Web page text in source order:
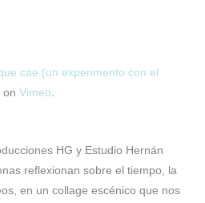
cae (un experimento con el
onVimeo
HG y Estudio Hernán
reflexionan sobre el tiempo, la
en un collage escénico que nos